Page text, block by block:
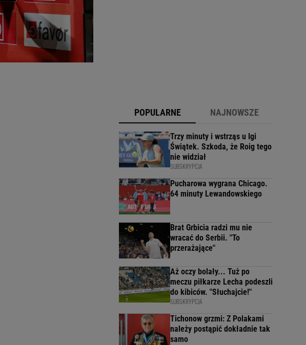
POPULARNE NAJNOWSZE
Trzy minuty i wstrząs u Igi
Świątek. Szkoda, że Roig tego
nie widział
SUBSKRYPCJA
Pucharowa wygrana Chicago.
64 minuty Lewandowskiego
Brat Grbicia radzi mu nie
wracać do Serbii. "To
przerażające"
Aż oczy bolały... Tuż po
meczu piłkarze Lecha podeszli
do kibiców. "Słuchajcie!"
SUBSKRYPCJA
Tichonow grzmi: Z Polakami
należy postąpić dokładnie tak
samo